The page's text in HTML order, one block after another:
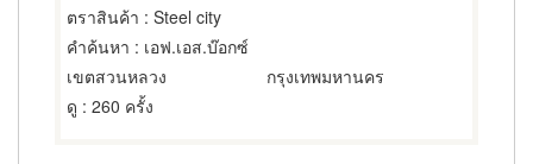
ตราสินค้า : Steel city
คำค้นหา : เอฟ.เอส.บ๊อกซ์
เขตสวนหลวง
กรุงเทพมหานคร
ดู : 260 ครั้ง